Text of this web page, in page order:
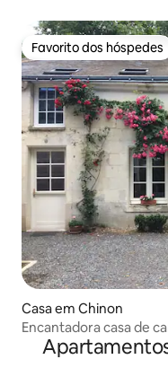
Favorito dos hóspedes
Favorito dos hóspedes
Casa em Chinon
Encantadora casa de